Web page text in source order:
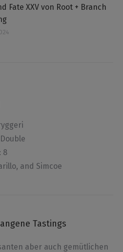
Fate XXV von Root + Branch
8
and Simcoe
Tastings
aber auch gemütlichen